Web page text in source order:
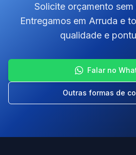
Solicite orçamento
Entregamos em Arruda e
qualidade e
Falar no
Outras formas de